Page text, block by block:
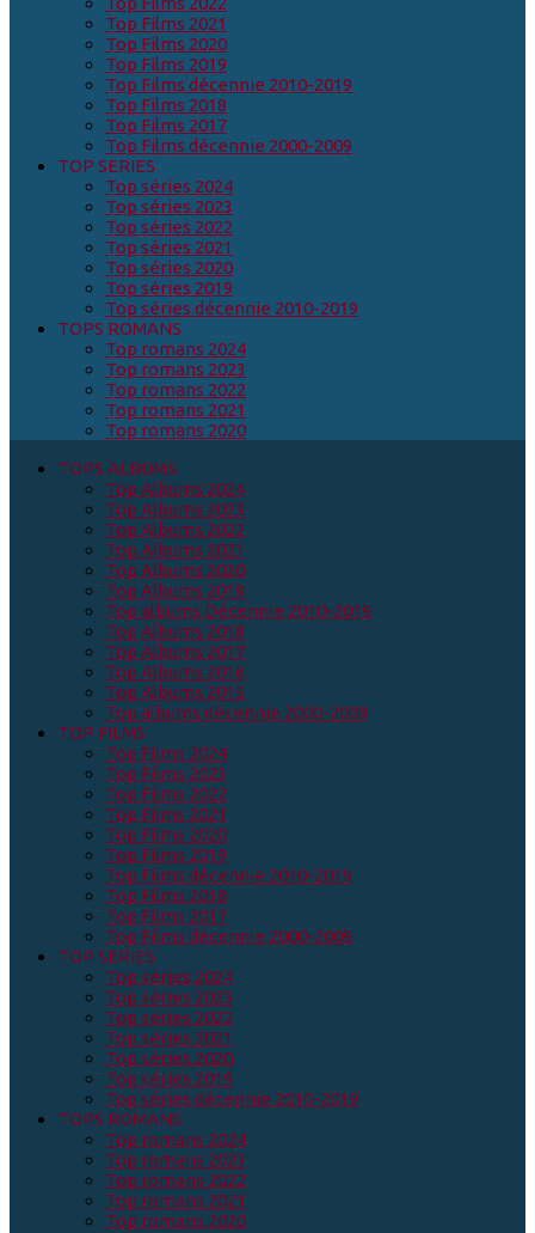
Top Films 2021
Top Films 2020
Top Films 2019
Top Films décennie 2010-2019
Top Films 2018
Top Films 2017
Top Films décennie 2000-2009
TOP SERIES
Top séries 2024
Top séries 2023
Top séries 2022
Top séries 2021
Top séries 2020
Top séries 2019
Top séries décennie 2010-2019
TOPS ROMANS
Top romans 2024
Top romans 2023
Top romans 2022
Top romans 2021
Top romans 2020
TOPS ALBUMS
Top Albums 2024
Top Albums 2023
Top Albums 2022
Top Albums 2021
Top Albums 2020
Top Albums 2019
Top albums Décennie 2010-2019
Top Albums 2018
Top Albums 2017
Top Albums 2016
Top Albums 2015
Top albums décennie 2000-2009
TOP FILMS
Top Films 2024
Top Films 2023
Top Films 2022
Top Films 2021
Top Films 2020
Top Films 2019
Top Films décennie 2010-2019
Top Films 2018
Top Films 2017
Top Films décennie 2000-2009
TOP SERIES
Top séries 2024
Top séries 2023
Top séries 2022
Top séries 2021
Top séries 2020
Top séries 2019
Top séries décennie 2010-2019
TOPS ROMANS
Top romans 2024
Top romans 2023
Top romans 2022
Top romans 2021
Top romans 2020